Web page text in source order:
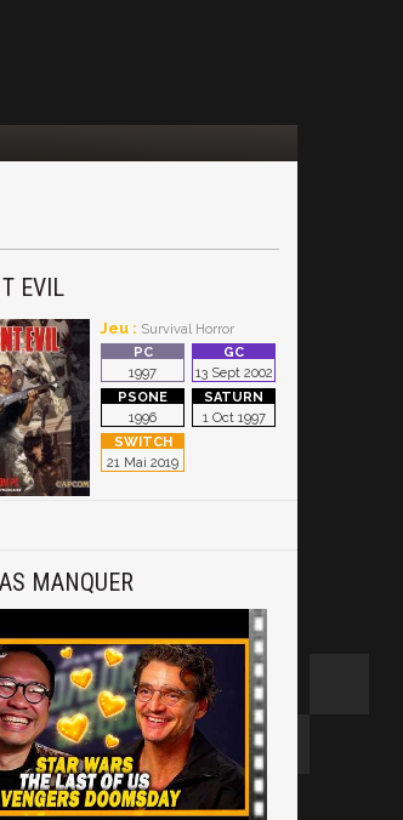
EVIL
Jeu : Survival Horror
1997 13 Sept 2002
1996 1 Oct 1997
21 Mai 2019
MANQUER